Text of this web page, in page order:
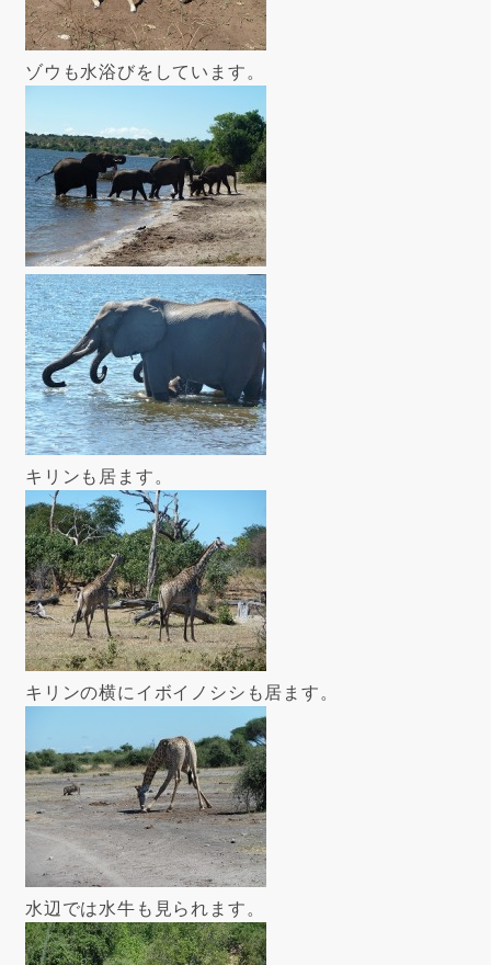
ゾウも水浴びをしています。
キリンも居ます。
キリンの横にイボイノシシも居ます。
水辺では水牛も見られます。